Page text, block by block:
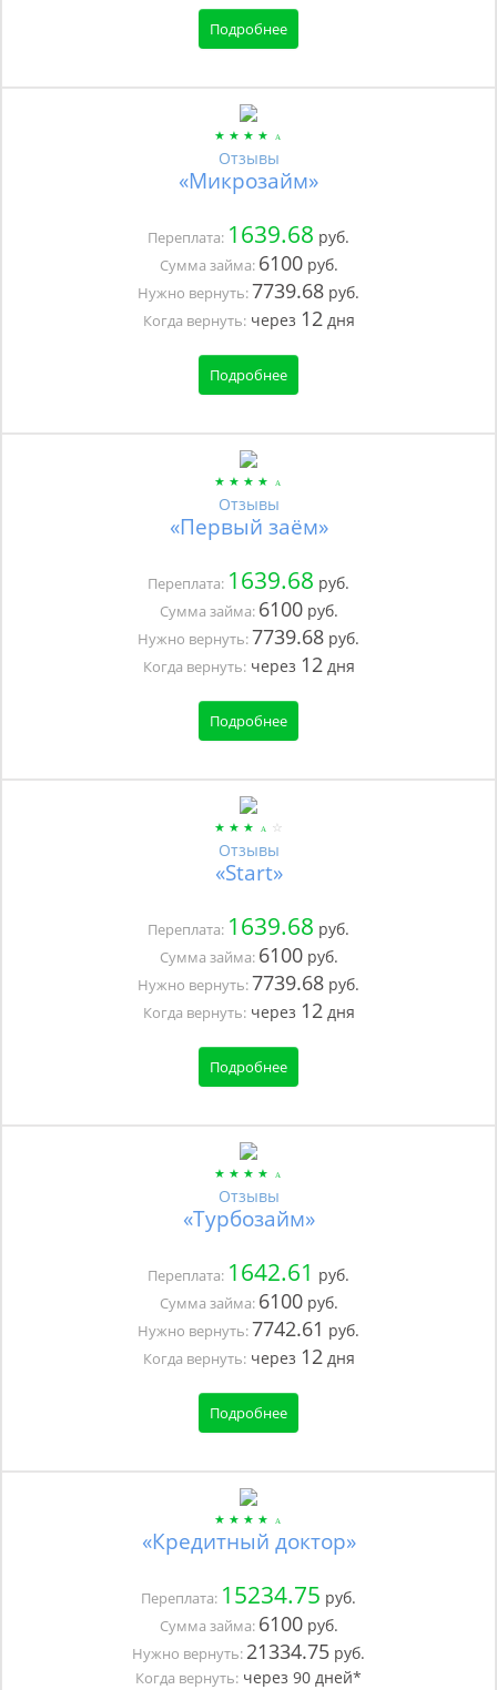
Подробнее
Отзывы
«Микрозайм»
Переплата: 1639.68 руб.
Сумма займа: 6100руб.
Нужно вернуть:7739.68 руб.
Когда вернуть:через 12дня
Подробнее
Отзывы
«Первый заём»
Переплата: 1639.68 руб.
Сумма займа: 6100руб.
Нужно вернуть:7739.68 руб.
Когда вернуть:через 12дня
Подробнее
Отзывы
«Start»
Переплата: 1639.68 руб.
Сумма займа: 6100руб.
Нужно вернуть:7739.68 руб.
Когда вернуть:через 12дня
Подробнее
Отзывы
«Турбозайм»
Переплата: 1642.61 руб.
Сумма займа: 6100руб.
Нужно вернуть:7742.61 руб.
Когда вернуть:через 12дня
Подробнее
«Кредитный доктор»
Переплата: 15234.75 руб.
Сумма займа: 6100руб.
Нужно вернуть: 21334.75 руб.
Когда вернуть: через 90 дней*